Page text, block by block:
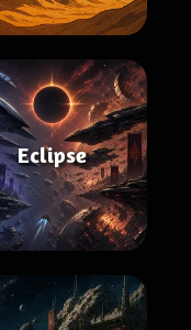
Eclipse